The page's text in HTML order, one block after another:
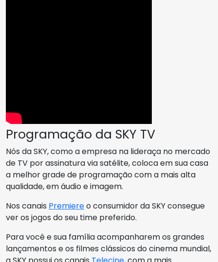
Programação da SKY TV
Nós da SKY, como a empresa na lideraça no mercado
de TV por assinatura via satélite, coloca em sua casa
a melhor grade de programação com a mais alta
qualidade, em áudio e imagem.
Nos canais Premiereo consumidor da SKY consegue
ver os jogos do seu time preferido.
Para você e sua família acompanharem os grandes
lançamentos e os filmes clássicos do cinema mundial,